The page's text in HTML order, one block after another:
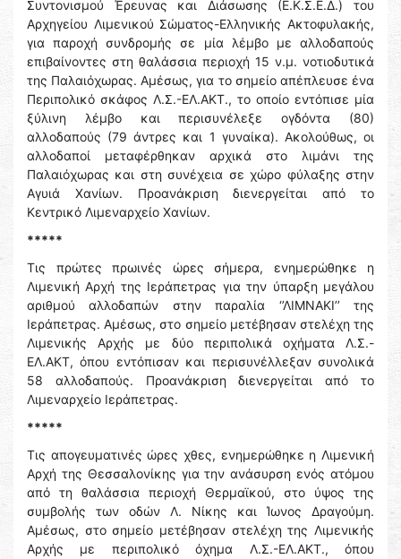
Συντονισμού Έρευνας και Διάσωσης (Ε.Κ.Σ.Ε.Δ.) του
Αρχηγείου Λιμενικού Σώματος-Ελληνικής Ακτοφυλακής,
για παροχή συνδρομής σε μία λέμβο με αλλοδαπούς
επιβαίνοντες στη θαλάσσια περιοχή 15 ν.μ. νοτιοδυτικά
της Παλαιόχωρας. Αμέσως, για το σημείο απέπλευσε ένα
Περιπολικό σκάφος Λ.Σ.-ΕΛ.ΑΚΤ., το οποίο εντόπισε μία
ξύλινη λέμβο και περισυνέλεξε ογδόντα (80)
αλλοδαπούς (79 άντρες και 1 γυναίκα). Ακολούθως, οι
αλλοδαποί μεταφέρθηκαν αρχικά στο λιμάνι της
Παλαιόχωρας και στη συνέχεια σε χώρο φύλαξης στην
Αγυιά Χανίων. Προανάκριση διενεργείται από το
Κεντρικό Λιμεναρχείο Χανίων.
*****
Τις πρώτες πρωινές ώρες σήμερα, ενημερώθηκε η
Λιμενική Αρχή της Ιεράπετρας για την ύπαρξη μεγάλου
αριθμού αλλοδαπών στην παραλία ‘’ΛΙΜΝΑΚΙ’’ της
Ιεράπετρας. Αμέσως, στο σημείο μετέβησαν στελέχη της
Λιμενικής Αρχής με δύο περιπολικά οχήματα Λ.Σ.-
ΕΛ.ΑΚΤ, όπου εντόπισαν και περισυνέλλεξαν συνολικά
58 αλλοδαπούς. Προανάκριση διενεργείται από το
Λιμεναρχείο Ιεράπετρας.
*****
Τις απογευματινές ώρες χθες, ενημερώθηκε η Λιμενική
Αρχή της Θεσσαλονίκης για την ανάσυρση ενός ατόμου
από τη θαλάσσια περιοχή Θερμαϊκού, στο ύψος της
συμβολής των οδών Λ. Νίκης και Ίωνος Δραγούμη.
Αμέσως, στο σημείο μετέβησαν στελέχη της Λιμενικής
Αρχής με περιπολικό όχημα Λ.Σ.-ΕΛ.ΑΚΤ., όπου